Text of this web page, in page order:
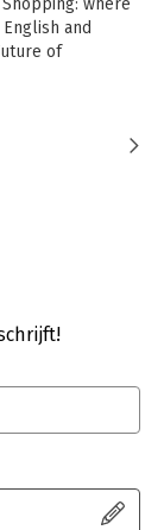
where
and
of
landscape
arisen. We
becoming
carbon
seizing